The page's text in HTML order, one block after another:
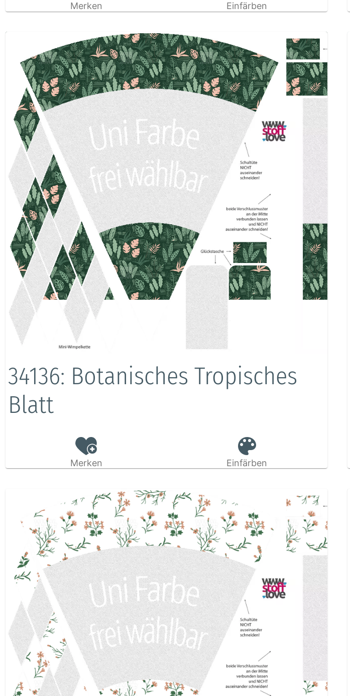
Merken Einfärben
34136: Botanisches Tropisches
Blatt
Merken Einfärben